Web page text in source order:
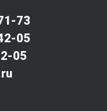
73
05
05